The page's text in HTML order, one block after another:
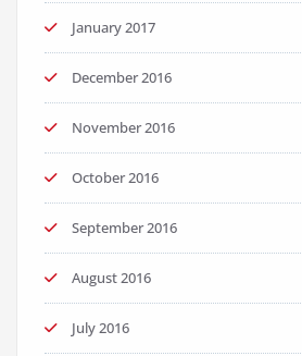
January 2017
December 2016
November 2016
October 2016
September 2016
August 2016
July 2016